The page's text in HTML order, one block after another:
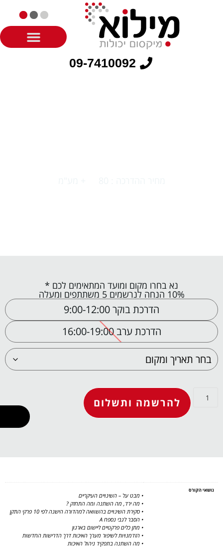
09-7410092
נא בחרו מקום ומועד המתאימים לכם *
10% הנחה לנרשמים 5 משתתפים ומעלה
הדרכת בוקר 9:00-12:00
הדרכת ערב 16:00-19:00
להרשמה ותשלום
נושאי הקורס
• מבט על – השינויים העיקריים
• מה ירד, מה השתנה ומה התחזק ?
• סקירת השינויים בהשוואה למהדורה הישנה לפי 10 פרקי התקן
• הסבר לגבי נספח A
• מתן כלים פרקטיים ליישום בארגון
• הזדמנויות לשיפור מערך האיכות דרך הדרישות החדשות
• מה השתנה בתפקיד ניהול האיכות